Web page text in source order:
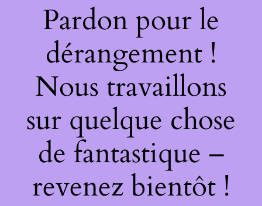
Pardon pour le
dérangement !
Nous travaillons
sur quelque chose
de fantastique –
revenez bientôt !